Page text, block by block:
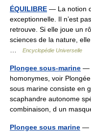
ÉQUILIBRE — La notion
exceptionnelle. Il n’est
retrouve. Si elle joue un
sciences de la nature,
Encyclopédie Universelle
Plongee sous-marine —
homonymes, voir
sous marine consiste en
scaphandre autonome
combinaison, d un
Plongee sous marine —